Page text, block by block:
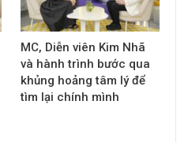
MC, Diễn viên Kim Nhã
và hành trình bước qua
khủng hoảng tâm lý để
tìm lại chính mình